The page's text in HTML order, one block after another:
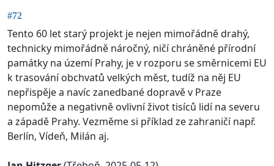
#72
Tento 60 let starý projekt je nejen mimořádně drahý,
technicky mimořádně náročný, ničí chráněné přírodní
památky na území Prahy, je v rozporu se směrnicemi EU
k trasování obchvatů velkých měst, tudíž na něj EU
nepřispěje a navíc zanedbané dopravě v Praze
nepomůže a negativně ovlivní život tisíců lidí na severu
a západě Prahy. Vezměme si příklad ze zahraničí např.
Berlín, Vídeň, Milán aj.